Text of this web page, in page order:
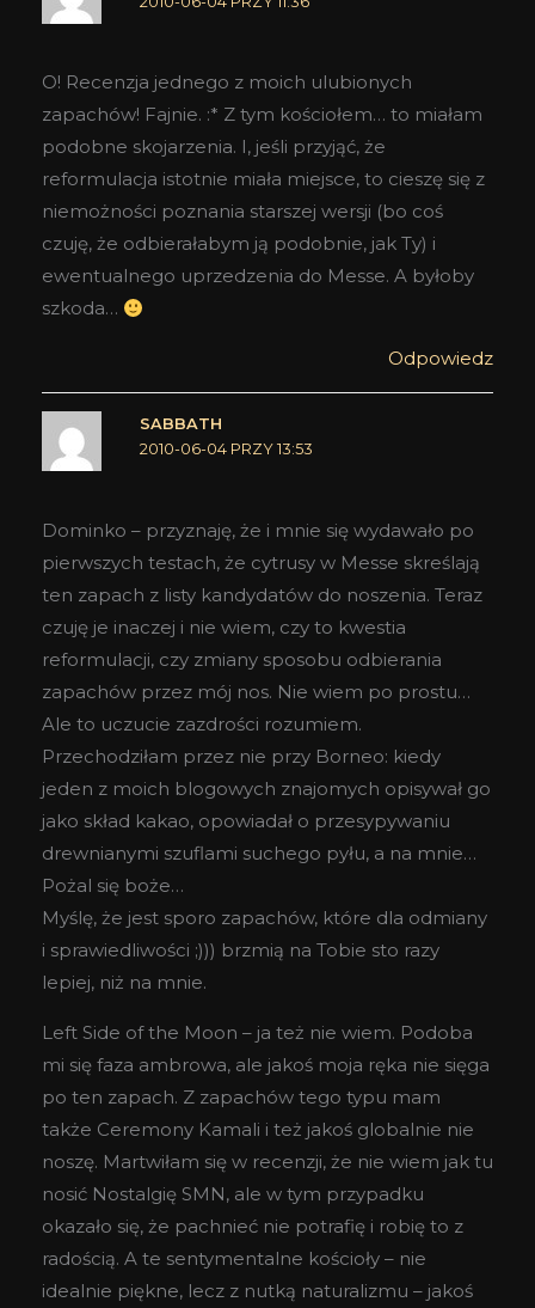
O! Recenzja jednego z moich ulubionych
zapachów! Fajnie. :* Z tym kościołem… to miałam
podobne skojarzenia. I, jeśli przyjąć, że
reformulacja istotnie miała miejsce, to cieszę się z
niemożności poznania starszej wersji (bo coś
czuję, że odbierałabym ją podobnie, jak Ty) i
ewentualnego uprzedzenia do Messe. A byłoby
szkoda…
Odpowiedz
SABBATH
2010-06-04 PRZY 13:53
Dominko – przyznaję, że i mnie się wydawało po
pierwszych testach, że cytrusy w Messe skreślają
ten zapach z listy kandydatów do noszenia. Teraz
czuję je inaczej i nie wiem, czy to kwestia
reformulacji, czy zmiany sposobu odbierania
zapachów przez mój nos. Nie wiem po prostu…
Ale to uczucie zazdrości rozumiem.
Przechodziłam przez nie przy Borneo: kiedy
jeden z moich blogowych znajomych opisywał go
jako skład kakao, opowiadał o przesypywaniu
drewnianymi szuflami suchego pyłu, a na mnie…
Pożal się boże…
Myślę, że jest sporo zapachów, które dla odmiany
i sprawiedliwości ;))) brzmią na Tobie sto razy
lepiej, niż na mnie.
Left Side of the Moon – ja też nie wiem. Podoba
mi się faza ambrowa, ale jakoś moja ręka nie sięga
po ten zapach. Z zapachów tego typu mam
także Ceremony Kamali i też jakoś globalnie nie
noszę. Martwiłam się w recenzji, że nie wiem jak tu
nosić Nostalgię SMN, ale w tym przypadku
okazało się, że pachnieć nie potrafię i robię to z
radością. A te sentymentalne kościoły – nie
idealnie piękne, lecz z nutką naturalizmu – jakoś